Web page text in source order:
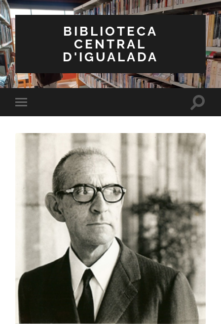
BIBLIOTECA
CENTRAL
D'IGUALADA
Toggle
mobile
Toggle